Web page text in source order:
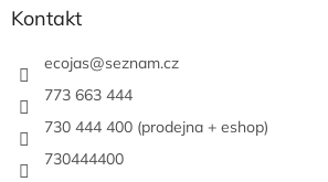
Kontakt
ecojas@seznam.cz
773 663 444
730 444 400 (prodejna + eshop)
730444400